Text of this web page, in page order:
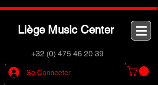
Liège M usic Center
+32 (0) 475 46 20 39
Se Connecter